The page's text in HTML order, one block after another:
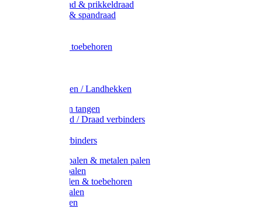
Metaal draad & prikkeldraad
Binddraad & spandraad
Afrasternet toebehoren
Weidehekken / Landhekken
Spanners en tangen
Lint / Koord / Draad verbinders
Litzclip verbinders
Recycling palen & metalen palen
Kunststof palen
T-Post t-palen & toebehoren
Glasfiber palen
Houten palen